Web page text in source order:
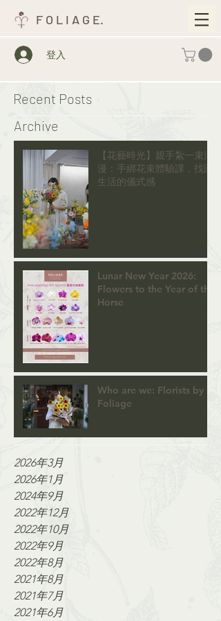
F O L I A G E.
登入
Recent Posts
Archive
【花藝時光】親手紮一束浪
漫：手綁花束體驗課，找回
生活的儀式感
Lunar New Year 2026:
Flowers to the Year of the
Horse
Who are we: Florists by
Foliage
2026年3月
2026年1月
2024年9月
2022年12月
2022年10月
2022年9月
2022年8月
2021年8月
2021年7月
2021年6月